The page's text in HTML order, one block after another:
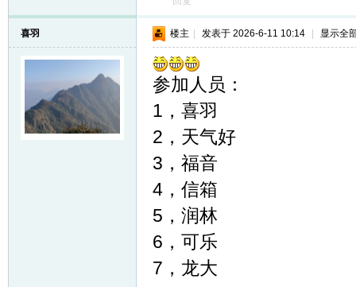
喜羽 楼主 发表于 2026-6-11 10:14 显示全
参加人员：
1，喜羽
2，天气好
3，福音
4，信箱
5，润林
6，可乐
7，龙大